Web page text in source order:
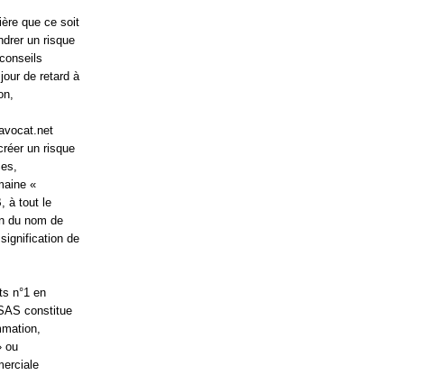
que ce soit
un risque
de retard à
un risque
«
à tout le
du nom de
de
n°1 en
constitue
ou